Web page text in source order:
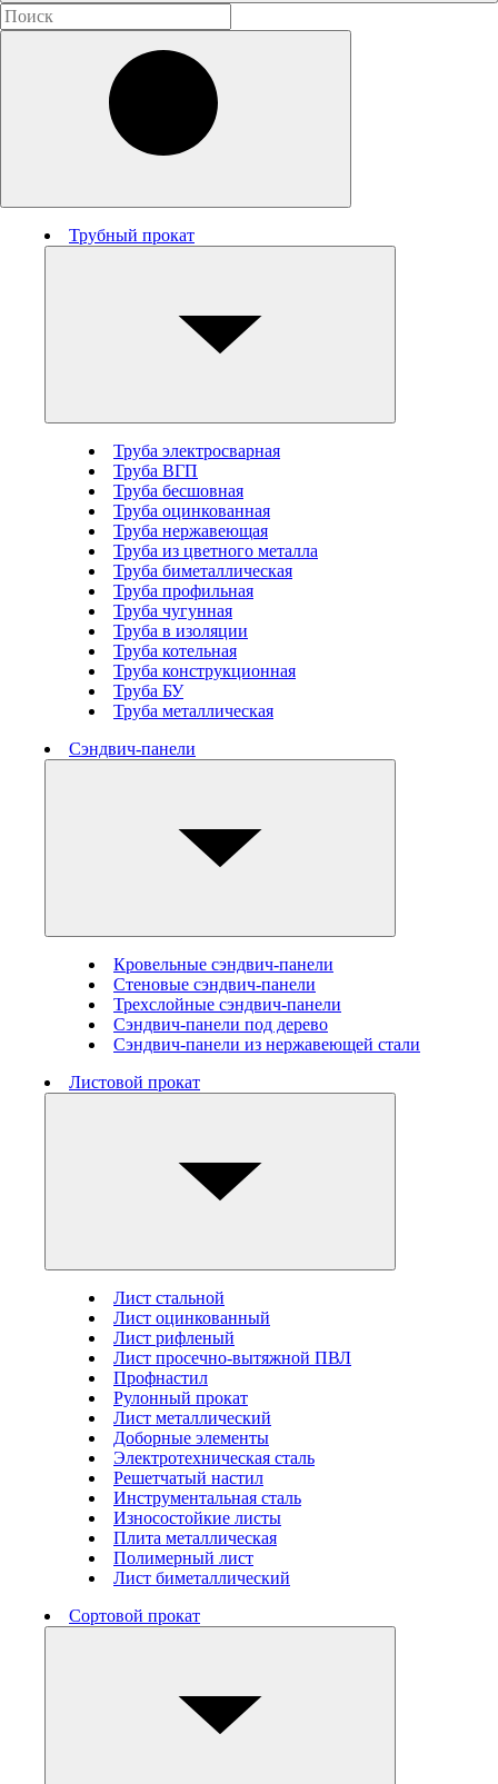
Трубный прокат
Труба электросварная
Труба ВГП
Труба бесшовная
Труба оцинкованная
Труба нержавеющая
Труба из цветного металла
Труба биметаллическая
Труба профильная
Труба чугунная
Труба в изоляции
Труба котельная
Труба конструкционная
Труба БУ
Труба металлическая
Сэндвич-панели
Кровельные сэндвич-панели
Стеновые cэндвич-панели
Трехслойные сэндвич-панели
Сэндвич-панели под дерево
Сэндвич-панели из нержавеющей стали
Листовой прокат
Лист стальной
Лист оцинкованный
Лист рифленый
Лист просечно-вытяжной ПВЛ
Профнастил
Рулонный прокат
Лист металлический
Доборные элементы
Электротехническая сталь
Решетчатый настил
Инструментальная сталь
Износостойкие листы
Плита металлическая
Полимерный лист
Лист биметаллический
Сортовой прокат